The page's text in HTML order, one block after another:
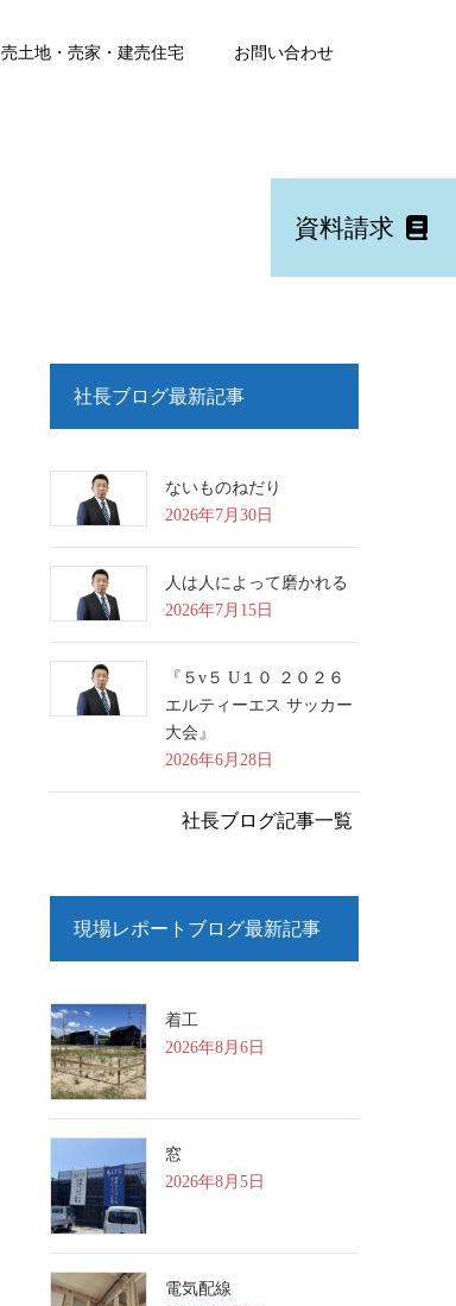
売土地・売家・建売住宅 お問い合わせ
社長ブログ最新記事
ないものねだり
2026年7月30日
人は人によって磨かれる
2026年7月15日
『５v５ U１０ ２０２６
エルティーエス サッカー
大会』
2026年6月28日
社長ブログ記事一覧
現場レポートブログ最新記事
着工
2026年8月6日
窓
2026年8月5日
電気配線
資料請求